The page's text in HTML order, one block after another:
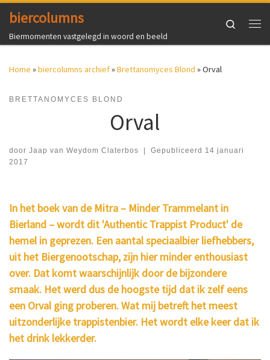
Ga naar inhoud
biercolumns
Biermomenten vastgelegd in woord en beeld
Search
Home »biercolumns archief»Brettanomyces Blond »Orval
BRETTANOMYCES BLOND
Orval
door Jaap van Weydom Claterbos Gepubliceerd 14 januari
2017
In het boek van de Mitra – Minder Trammelant in
Bierland – wordt dit 'Authentic Trappist Product' de
hemel in geprezen. Een aantal speciaalbier liefhebbers,
uit het Biergenootschap, zijn hier minder enthousiast
over. Dat komt waarschijnlijk door de bijzondere
smaak. Het werd dus de hoogste tijd dat ik zelf eens
een Orval ging proberen. Wat mij betreft het meest
uitzonderlijke trappistenbier. Het wordt elke keer dat ik
het drink lekkerder.